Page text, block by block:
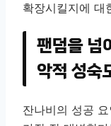
확장시킬지에 대
팬덤을 넘
악적 성숙
잔나비의 성공 요